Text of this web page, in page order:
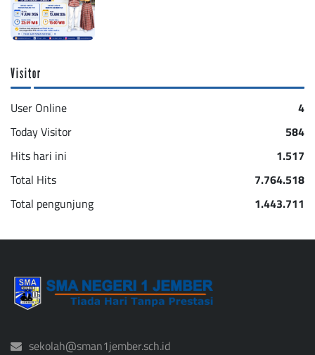
Visitor
User Online
4
Today Visitor
584
Hits hari ini
1.517
Total Hits
7.764.518
Total pengunjung
1.443.711
sekolah@sman1jember.sch.id